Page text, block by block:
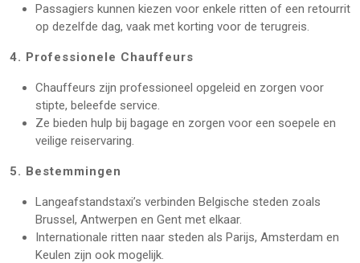
Passagiers kunnen kiezen voor enkele ritten of een retourrit
op dezelfde dag, vaak met korting voor de terugreis.
4. Professionele Chauffeurs
Chauffeurs zijn professioneel opgeleid en zorgen voor
stipte, beleefde service.
Ze bieden hulp bij bagage en zorgen voor een soepele en
veilige reiservaring.
5. Bestemmingen
Langeafstandstaxi’s verbinden Belgische steden zoals
Brussel, Antwerpen en Gent met elkaar.
Internationale ritten naar steden als Parijs, Amsterdam en
Keulen zijn ook mogelijk.